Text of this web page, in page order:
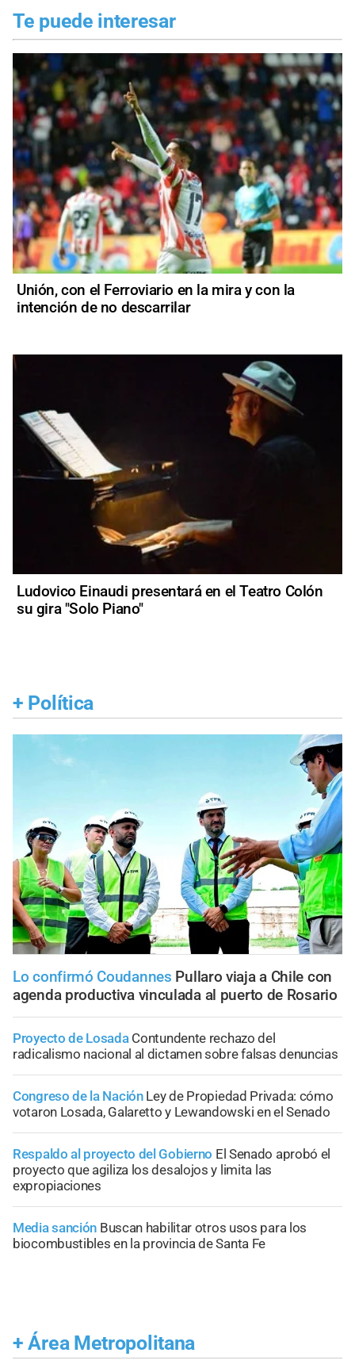
Te puede interesar
Unión, con el Ferroviario en la mira y con la
intención de no descarrilar
Ludovico Einaudi presentará en el Teatro Colón
su gira "Solo Piano"
+ Política
Lo confirmó Coudannes Pullaro viaja a Chile con
agenda productiva vinculada al puerto de Rosario
Proyecto de Losada Contundente rechazo del
radicalismo nacional al dictamen sobre falsas denuncias
Congreso de la Nación Ley de Propiedad Privada: cómo
votaron Losada, Galaretto y Lewandowski en el Senado
Respaldo al proyecto del Gobierno El Senado aprobó el
proyecto que agiliza los desalojos y limita las
expropiaciones
Media sanción Buscan habilitar otros usos para los
biocombustibles en la provincia de Santa Fe
+ Área Metropolitana